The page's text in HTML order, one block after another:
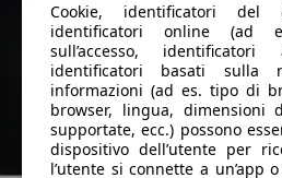
Cookie, identificatori del
identificatori online (ad
sull’accesso, identificatori
identificatori basati sulla
informazioni (ad es. tipo di
browser, lingua, dimensioni
supportate, ecc.) possono
dispositivo dell’utente per
l’utente si connette a